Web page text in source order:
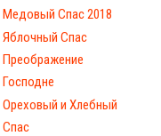
Медовый Спас 2018
Яблочный Спас
Преображение
Господне
Ореховый и Хлебный
Спас